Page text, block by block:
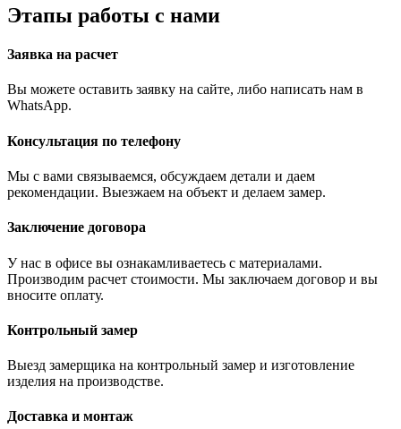
Этапы работы с нами
Заявка на расчет
Вы можете оставить заявку на сайте, либо написать нам в
WhatsApp.
Консультация по телефону
Мы с вами связываемся, обсуждаем детали и даем
рекомендации. Выезжаем на объект и делаем замер.
Заключение договора
У нас в офисе вы ознакамливаетесь с материалами.
Производим расчет стоимости. Мы заключаем договор и вы
вносите оплату.
Контрольный замер
Выезд замерщика на контрольный замер и изготовление
изделия на производстве.
Доставка и монтаж